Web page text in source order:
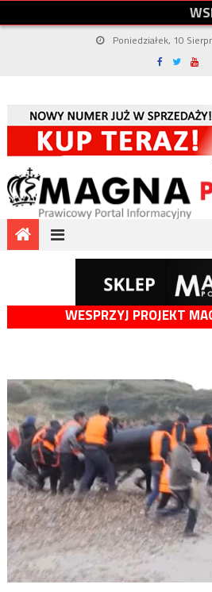
WS
Poniedziałek, 10
WESPRZYJ PROJEKT